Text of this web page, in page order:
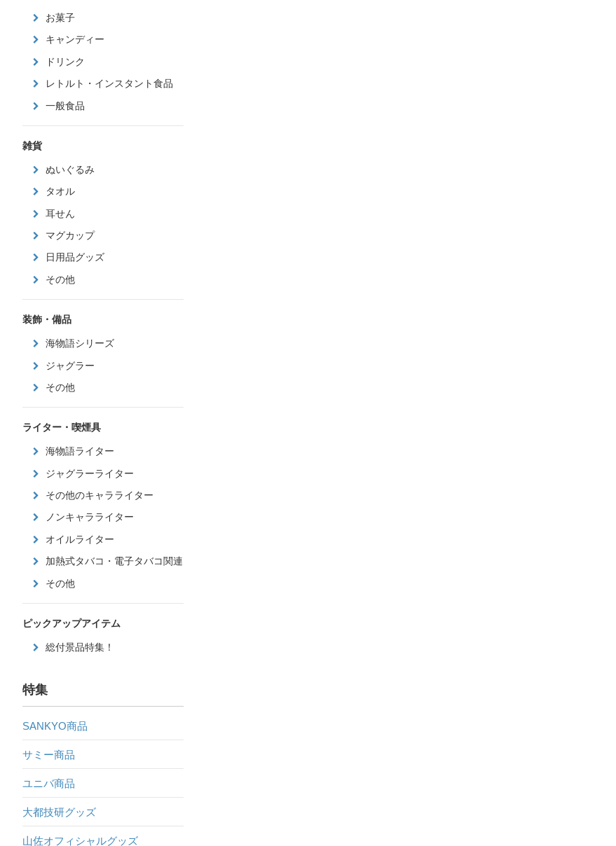
お菓子
キャンディー
ドリンク
レトルト・インスタント食品
一般食品
雑貨
ぬいぐるみ
タオル
耳せん
マグカップ
日用品グッズ
その他
装飾・備品
海物語シリーズ
ジャグラー
その他
ライター・喫煙具
海物語ライター
ジャグラーライター
その他のキャラライター
ノンキャラライター
オイルライター
加熱式タバコ・電子タバコ関連
その他
ピックアップアイテム
総付景品特集！
特集
SANKYO商品
サミー商品
ユニバ商品
大都技研グッズ
山佐オフィシャルグッズ